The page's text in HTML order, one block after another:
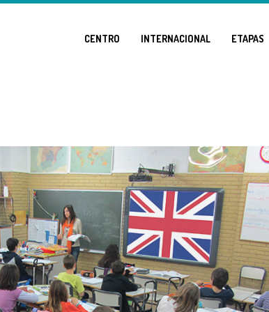
CENTRO INTERNACIONAL ETAPAS